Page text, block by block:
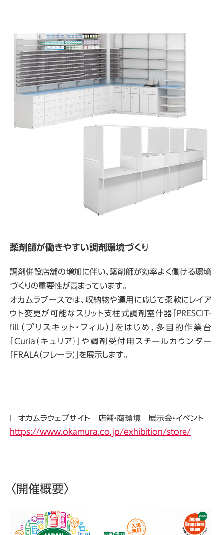
薬剤師が働きやすい調剤環境づくり
調剤併設店舗の増加に伴い、薬剤師が効率よく働ける環境
づくりの重要性が高まっています。
オカムラブースでは、収納物や運用に応じて柔軟にレイア
ウト変更が可能なスリット支柱式調剤室什器「PRESCIT-
fill（プリスキット・フィル）」をはじめ、多目的作業台
「Curia（キュリア）」や調剤受付用スチールカウンター
「FRALA（フレーラ）」を展示します。
□オカムラウェブサイト 店舗・商環境 展示会・イベント
https://www.okamura.co.jp/exhibition/store/
〈開催概要〉